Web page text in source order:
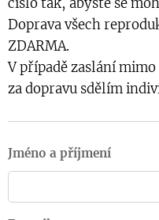
číslo tak, abyste se
Doprava všech
ZDARMA.
V případě zaslání
za dopravu sdělím
Jméno a příjmení